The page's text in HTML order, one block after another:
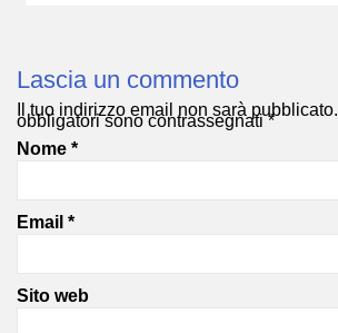
Lascia un commento
Il tuo indirizzo email non sarà pubblicato.
obbligatori sono contrassegnati*
Nome *
Email *
Sito web